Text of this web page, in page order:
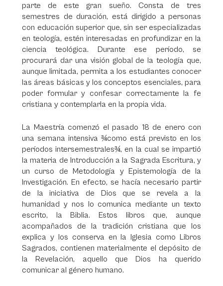
parte de este gran sueño. Consta de tres
semestres de duración, está dirigido a personas
con educación superior que, sin ser especializadas
en teología, estén interesadas en profundizar en la
ciencia teológica. Durante ese período, se
procurará dar una visión global de la teología que,
aunque limitada, permita a los estudiantes conocer
las áreas básicas y los conceptos esenciales, para
poder formular y confesar correctamente la fe
cristiana y contemplarla en la propia vida.
La Maestría comenzó el pasado 18 de enero con
una semana intensiva ¾como está previsto en los
períodos intersemestrales¾, en la cual se impartió
la materia de Introducción a la Sagrada Escritura, y
un curso de Metodología y Epistemología de la
Investigación. En efecto, se hacía necesario partir
de la iniciativa de Dios que se revela a la
humanidad y nos lo comunica mediante un texto
escrito, la Biblia. Estos libros que, aunque
acompañados de la tradición cristiana que los
explica y los conserva en la Iglesia como Libros
Sagrados, contienen materialmente el depósito de
la Revelación, aquello que Dios ha querido
comunicar al género humano.